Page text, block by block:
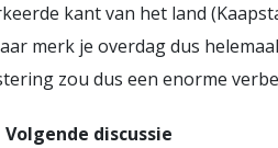
kant van het land
merk je overdag dus
zou dus een enorme
Volgende discussie